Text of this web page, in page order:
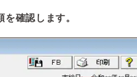
確認します。